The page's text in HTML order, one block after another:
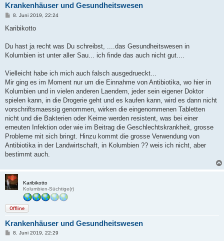
Krankenhäuser und Gesundheitswesen
B
i
a
8. Juni 2019, 22:24
Karibikotto
Du hast ja recht was Du schreibst, ....das Gesundheitswesen in
Kolumbien ist unter aller Sau... ich finde das auch nicht gut....
Vielleicht habe ich mich auch falsch ausgedrueckt...
Mir ging es im Moment nur um die Einnahme von Antibiotika, wo hier in
Kolumbien und in vielen anderen Laendern, jeder sein eigener Doktor
spielen kann, in die Drogerie geht und es kaufen kann, wird es dann nicht
vorschriftsmaessig genommen, wirken die eingenommenen Tabletten
nicht und die Bakterien oder Keime werden resistent, was bei einer
erneuten Infektion oder wie im Beitrag die Geschlechtskrankheit, grosse
Probleme mit sich bringt. Hinzu kommt die grosse Verwendung von
Antibiotika in der Landwirtschaft, in Kolumbien ?? weis ich nicht, aber
bestimmt auch.
Karibikotto
Kolumbien-Süchtige(r)
Offline
Krankenhäuser und Gesundheitswesen
B8. Juni 2019, 22:29